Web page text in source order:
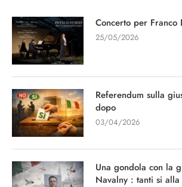
Concerto per Franco
25/05/2026
Referendum sulla
dopo
03/04/2026
Una gondola con la
Navalny : tanti si